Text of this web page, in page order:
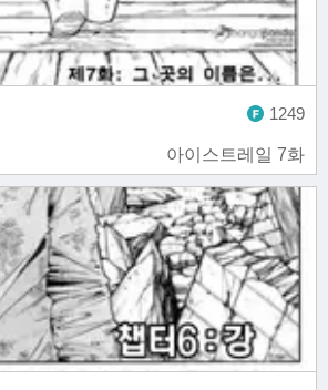
아이스트레일 7화
1249